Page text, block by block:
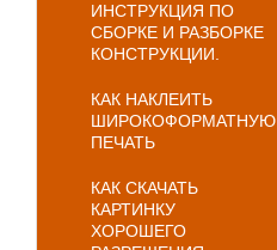
ИНСТРУКЦИЯ ПО
СБОРКЕ И РАЗБОРКЕ
КОНСТРУКЦИИ.
КАК НАКЛЕИТЬ
ШИРОКОФОРМАТНУЮ
ПЕЧАТЬ
КАК СКАЧАТЬ
КАРТИНКУ
ХОРОШЕГО